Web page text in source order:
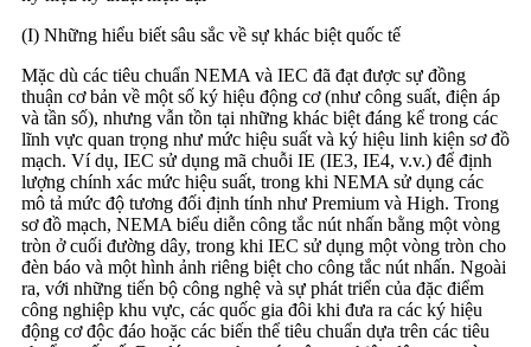
(I) Những hiểu biết sâu sắc về sự khác biệt quốc tế
Mặc dù các tiêu chuẩn NEMA và IEC đã đạt được sự đồng
thuận cơ bản về một số ký hiệu động cơ (như công suất, điện áp
và tần số), nhưng vẫn tồn tại những khác biệt đáng kể trong các
lĩnh vực quan trọng như mức hiệu suất và ký hiệu linh kiện sơ đồ
mạch. Ví dụ, IEC sử dụng mã chuỗi IE (IE3, IE4, v.v.) để định
lượng chính xác mức hiệu suất, trong khi NEMA sử dụng các
mô tả mức độ tương đối định tính như Premium và High. Trong
sơ đồ mạch, NEMA biểu diễn công tắc nút nhấn bằng một vòng
tròn ở cuối đường dây, trong khi IEC sử dụng một vòng tròn cho
đèn báo và một hình ảnh riêng biệt cho công tắc nút nhấn. Ngoài
ra, với những tiến bộ công nghệ và sự phát triển của đặc điểm
công nghiệp khu vực, các quốc gia đôi khi đưa ra các ký hiệu
động cơ độc đáo hoặc các biến thể tiêu chuẩn dựa trên các tiêu